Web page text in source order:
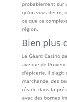
probablement sur
qu'on vous décrit,
ce que ce
région.
Bien plus
Le Géant Casino
avenue de
d'épicerie, il s'agit
marchande, des
réside dans la
avec des bornes